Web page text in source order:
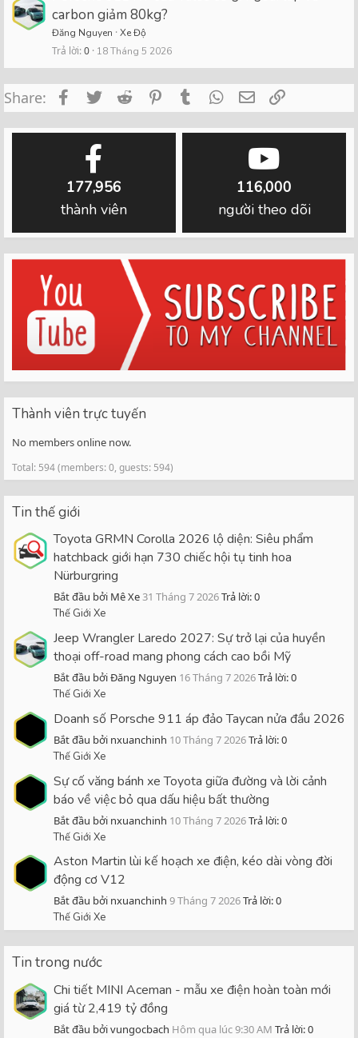
carbon giảm 80kg?
Đăng Nguyen Xe Độ
Trả lời 0 18 Tháng 5 2026
Share: FacebookTwitterReddit PinterestTumblrWhatsApp
Email
177,956
thành viên
116,000
người theo dõi
Thành viên trực tuyến
No members online now.
Total: 594 (members: 0, guests: 594)
Tin thế giới
Toyota GRMN Corolla 2026 lộ diện: Siêu phẩm
hatchback giới hạn 730 chiếc hội tụ tinh hoa
Nürburgring
Bắt đầu bởi Mê Xe31 Tháng 7 2026Trả lời: 0
Thế Giới Xe
Jeep Wrangler Laredo 2027: Sự trở lại của huyền
thoại off-road mang phong cách cao bồi Mỹ
Bắt đầu bởi Đăng Nguyen 16 Tháng 7 2026Trả lời: 0
Thế Giới Xe
Doanh số Porsche 911 áp đảo Taycan nửa đầu 2026
Bắt đầu bởi nxuanchinh 10 Tháng 7 2026Trả lời: 0
Thế Giới Xe
Sự cố văng bánh xe Toyota giữa đường và lời cảnh
báo về việc bỏ qua dấu hiệu bất thường
Bắt đầu bởi nxuanchinh 10 Tháng 7 2026Trả lời: 0
Thế Giới Xe
Aston Martin lùi kế hoạch xe điện, kéo dài vòng đời
động cơ V12
Bắt đầu bởi nxuanchinh 9 Tháng 7 2026Trả lời: 0
Thế Giới Xe
Tin trong nước
Chi tiết MINI Aceman - mẫu xe điện hoàn toàn mới
giá từ 2,419 tỷ đồng
Bắt đầu bởi vungocbach Hôm qua lúc 9:30 AM Trả lời: 0